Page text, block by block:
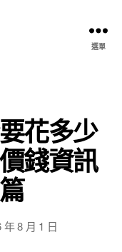
選單
花多少
錢資訊
年 8 月 1 日